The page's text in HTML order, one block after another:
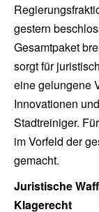
gestern
Gesamtpaket
sorgt für
eine gelungene
Innovationen
Stadtreiniger.
im Vorfeld der
gemacht.
Juristische
Klagerecht